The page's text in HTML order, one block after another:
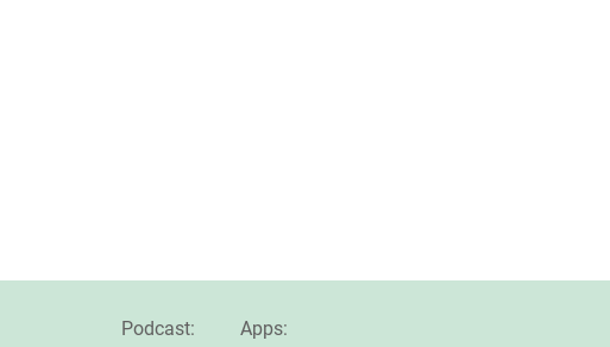
Podcast: Apps: